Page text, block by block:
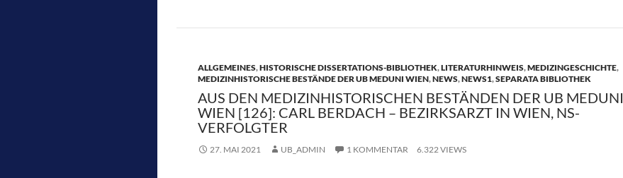
o n
ALLGEMEINES,HISTORISCHE DISSERTATIONS-BIBLIOTHEK,LITERATURHINWEIS,MEDIZINGESCHICHTE,
MEDIZINHISTORISCHE BESTÄNDE DER UB MEDUNI WIEN,NEWS,NEWS1,SEPARATA BIBLIOTHEK
AUS DEN MEDIZINHISTORISCHEN BESTÄNDEN DER UB MEDUNI
WIEN [126]: CARL BERDACH – BEZIRKSARZT IN WIEN, NS-
VERFOLGTER
27. MAI 2021 UB_ADMIN 1 KOMMENTAR 6.322 VIEWS